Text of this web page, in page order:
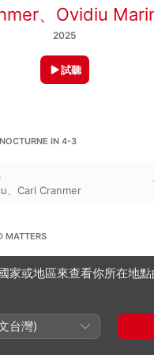
、 Ovidiu
2025
試聽
IN 4-3
、 Carl Cranmer
MATTERS
BOURRÉE
家或地區來查看你所在地
台灣)